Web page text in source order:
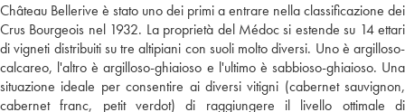
Château Bellerive è stato uno dei primi a entrare nella classificazione dei
Crus Bourgeois nel 1932. La proprietà del Médoc si estende su 14 ettari
di vigneti distribuiti su tre altipiani con suoli molto diversi. Uno è argilloso-
calcareo, l'altro è argilloso-ghiaioso e l'ultimo è sabbioso-ghiaioso. Una
situazione ideale per consentire ai diversi vitigni (cabernet sauvignon,
cabernet franc, petit verdot) di raggiungere il livello ottimale di